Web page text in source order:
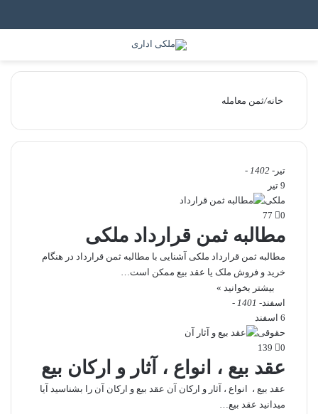
خانه/ثمن معامله
تیر - 1402 -
9 تیر
ملکی
0
مطالبه ثمن قرارداد ملکی
مطالبه ثمن قرارداد ملکی آشنایی با مطالبه ثمن قرارداد در هنگام
خرید و فروش ملک یا عقد بیع ممکن است…
بیشتر بخوانید »
اسفند- 1401 -
6 اسفند
حقوقی
0
عقد بیع ، انواع ، آثار و ارکان بیع
عقد بیع ، انواع ، آثار و ارکان آن عقد بیع و ارکان آن را بشناسید آیا
میدانید عقد بیع…